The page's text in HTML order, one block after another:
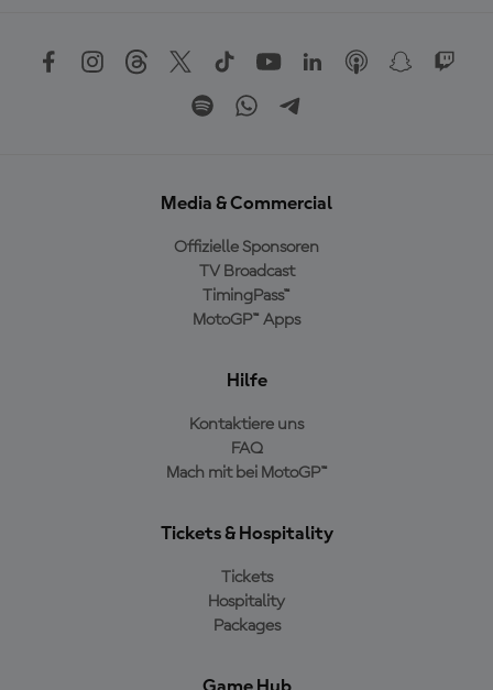
Media & Commercial
Offizielle Sponsoren
TV Broadcast
TimingPass™
MotoGP™ Apps
Hilfe
Kontaktiere uns
FAQ
Mach mit bei MotoGP™
Tickets & Hospitality
Tickets
Hospitality
Packages